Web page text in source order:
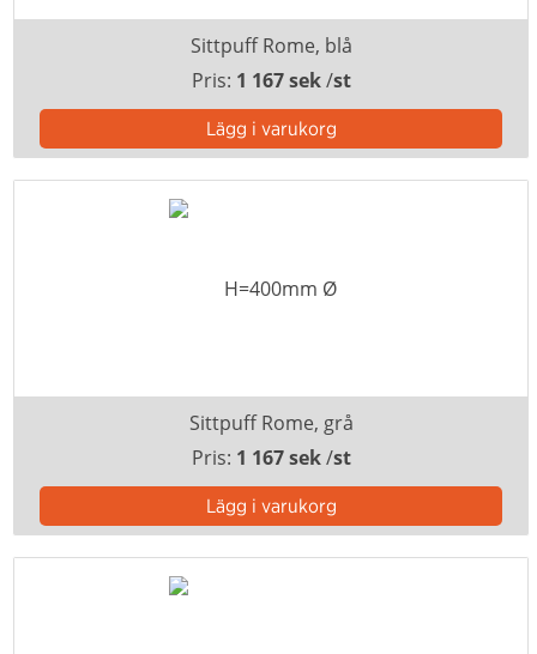
Sittpuff Rome, blå
Pris: 1 167 sek/st
Sittpuff Rome, grå
Pris: 1 167 sek/st